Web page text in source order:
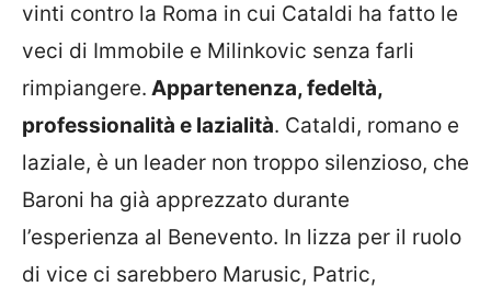
vinti contro la Roma in cui Cataldi ha fatto le
veci di Immobile e Milinkovic senza farli
rimpiangere. Appartenenza, fedeltà,
professionalità e lazialità. Cataldi, romano e
laziale, è un leader non troppo silenzioso, che
Baroni ha già apprezzato durante
l’esperienza al Benevento. In lizza per il ruolo
di vice ci sarebbero Marusic, Patric,